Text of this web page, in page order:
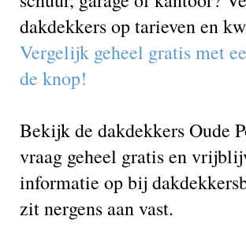
dakdekkers op tarieven en
Vergelijk geheel gratis met
de knop!
Bekijk de dakdekkers Oude
vraag geheel gratis en
informatie op bij
zit nergens aan vast.